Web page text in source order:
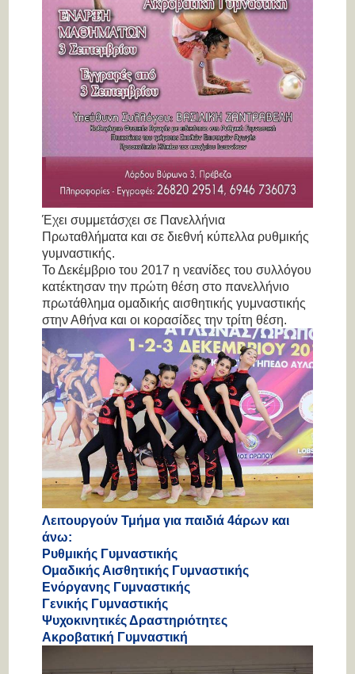
Έχει συμμετάσχει σε Πανελλήνια
Πρωταθλήματα και σε διεθνή κύπελλα ρυθμικής
γυμναστικής.
Το Δεκέμβριο του 2017 η νεανίδες του συλλόγου
κατέκτησαν την πρώτη θέση στο πανελλήνιο
πρωτάθλημα ομαδικής αισθητικής γυμναστικής
στην Αθήνα και οι κορασίδες την τρίτη θέση.
Λειτουργούν Τμήμα για παιδιά 4άρων και
άνω:
Ρυθμικής Γυμναστικής
Ομαδικής Αισθητικής Γυμναστικής
Ενόργανης Γυμναστικής
Γενικής Γυμναστικής
Ψυχοκινητικές Δραστηριότητες
Ακροβατική Γυμναστική